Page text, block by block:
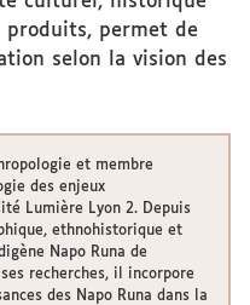
produits, permet de
selon la vision des
et membre
des enjeux
Lumière Lyon 2. Depuis
ethnohistorique et
Napo Runa de
recherches, il incorpore
des Napo Runa dans la